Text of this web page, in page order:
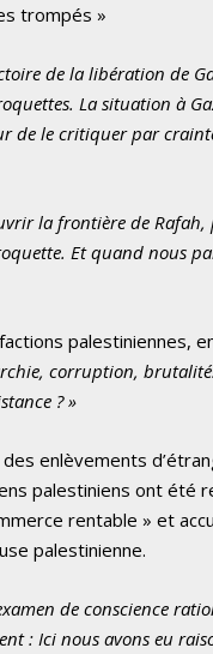
trompés »
de la libération de
La situation à
de le critiquer par
la frontière de
Et quand nous
palestiniennes,
corruption,
? »
enlèvements
palestiniens ont été
rentable » et
palestinienne.
de conscience
: Ici nous avons eu